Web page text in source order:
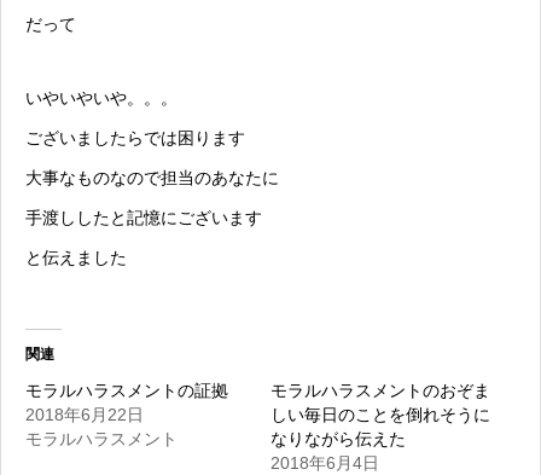
だって
いやいやいや。。。
ございましたらでは困ります
大事なものなので担当のあなたに
手渡ししたと記憶にございます
と伝えました
関連
モラルハラスメントの証拠
2018年6月22日
モラルハラスメント
モラルハラスメントのおぞま
しい毎日のことを倒れそうに
なりながら伝えた
2018年6月4日